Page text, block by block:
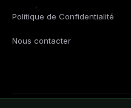
Politique de Confidentialité
Nous contacter